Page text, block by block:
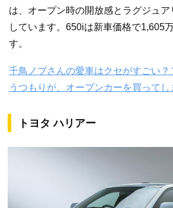
は、オープン時の開放感とラグジュ
しています。650iは新車価格で1,605
す。
千鳥ノブさんの愛車はクセがすごい
うつもりが、オープンカーを買って
トヨタ ハリアー